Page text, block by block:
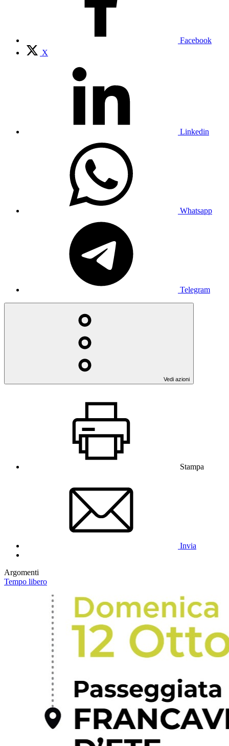
Facebook
X
Linkedin
Whatsapp
Telegram
Vedi azioni
Stampa
Invia
Argomenti
Tempo libero